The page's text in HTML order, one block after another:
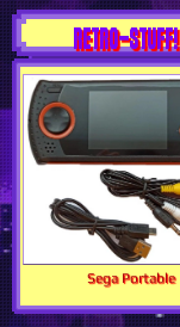
RETRO-STUFF!
Sega Portable